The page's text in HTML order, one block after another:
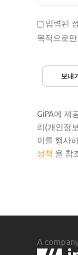
입력된
목적으로
보내기
GiPA에 제
리(개인정
이를 행사
정책 을 참
A